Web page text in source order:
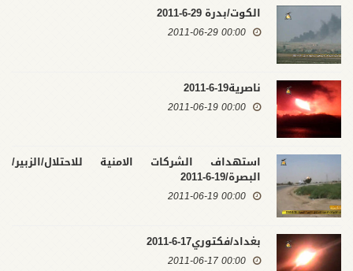
الكوت/بدرة 29-6-2011
00:00 2011-06-29
ناصرية19-6-2011
00:00 2011-06-19
استهداف الشركات الامنية للاحتلال/الزبير/
البصرة/19-6-2011
00:00 2011-06-19
بغداد/فكتوري17-6-2011
00:00 2011-06-17